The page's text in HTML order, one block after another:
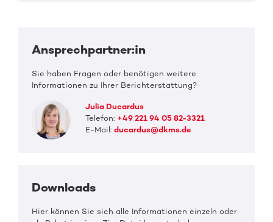
Ansprechpartner:in
Sie haben Fragen oder benötigen weitere
Informationen zu Ihrer Berichterstattung?
Julia Ducardus
Telefon: +49 221 94 05 82-3321
E-Mail:ducardus@dkms.de
Downloads
Hier können Sie sich alle Informationen einzeln oder